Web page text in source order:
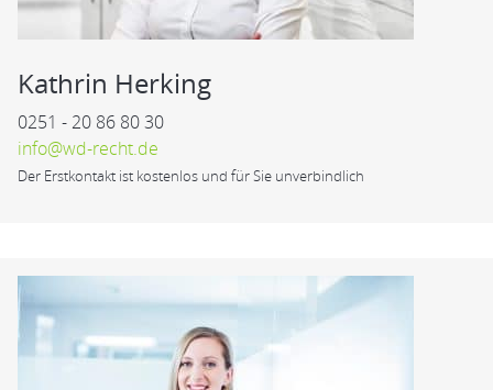
Kathrin Herking
0251 - 20 86 80 30
info@wd-recht.de
Der Erstkontakt ist kostenlos und für Sie unverbindlich